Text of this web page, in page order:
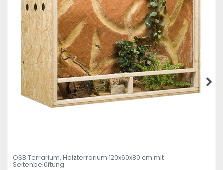
OSB Terrarium, Holzterrarium 120x60x80 cm mit
Seitenbelüftung